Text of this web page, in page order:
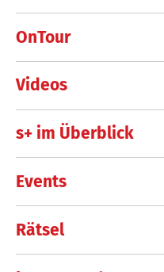
OnTour
Videos
s+ im Überblick
Events
Rätsel